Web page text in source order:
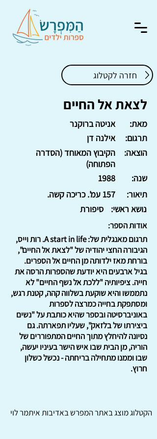
חזרה לקטלוג
לצאת אל החיים
אניטה ברוקנר
מאת:
אילנה דן
תרגום:
הקיבוץ המאוחד (הסדרה
הפתוחה)
הוצאה:
1988
שנה:
157 עמ'. כריכה קשה.
תיאור:
סיפורת
נושא ראשי:
אודות הספר:
תרגום מאנגלית של: A start in life. רות וייס,
הגיבורה החצי יהודיה של "לצאת אל החיים",
בורחת מאז ילדותה מן החיים אל הספרים.
בגיל ארבעים היא יודעת שהספרות הרסה את
חייה. ציפיותיה "ללכת אל נשף החיים" לא
נתממשו והיא שוקעת בשלווה קהה, קטנת רגש,
ומסתפקת בחייה כמרצה לספרות
באוניברסיטה ובספר שהיא כותבת על "נשים
ביצירתו של בלזאק", שעליו תפארתה. גם
נסיונה להיחלץ מתוך החיים המתפוררים של
הוריה, מן הבית שבו איש הישר בעיניו יעשה,
שבו וממנו מתחילה בריחתה - נכשל כשלון
חרוץ.
הקטלוג מוצג באתרהמפרשבאדיבות איתמר לוי